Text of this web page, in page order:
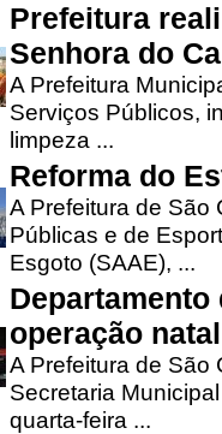
Prefeitura
Senhora do
A Prefeitura
Serviços Públicos,
limpeza ...
Reforma do
A Prefeitura de São
Públicas e de
Esgoto (SAAE), ...
operação
A Prefeitura de São
Secretaria
quarta-feira ...